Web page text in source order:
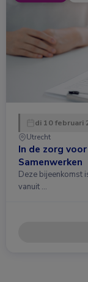
di 10 februari
Utrecht
In de zorg
Samenwerken
Deze bijeenkomst
vanuit …